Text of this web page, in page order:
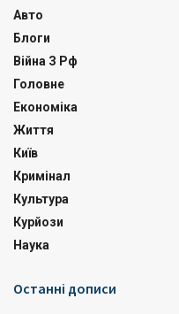
Авто
Блоги
Війна З Рф
Головне
Економіка
Життя
Київ
Кримінал
Культура
Курйози
Наука
Останні дописи